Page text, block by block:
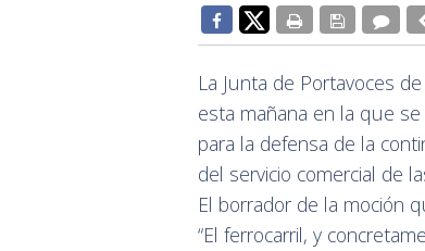
La Junta de Portavoces
esta mañana en la que
para la defensa de la
del servicio comercial de
El borrador de la moción
“El ferrocarril, y